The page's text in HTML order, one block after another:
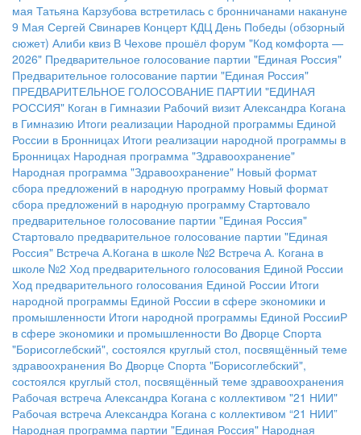
мая Татьяна Карзубова встретилась с бронничанами накануне
9 Мая Сергей Свинарев Концерт КДЦ День Победы (обзорный
сюжет) Алиби квиз В Чехове прошёл форум "Код комфорта —
2026" Предварительное голосование партии "Единая Россия"
Предварительное голосование партии "Единая Россия"
ПРЕДВАРИТЕЛЬНОЕ ГОЛОСОВАНИЕ ПАРТИИ "ЕДИНАЯ
РОССИЯ" Коган в Гимназии Рабочий визит Александра Когана
в Гимназию Итоги реализации Народной программы Единой
России в Бронницах Итоги реализации народной программы в
Бронницах Народная программа "Здравоохранение"
Народная программа "Здравоохранение" Новый формат
сбора предложений в народную программу Новый формат
сбора предложений в народную программу Стартовало
предварительное голосование партии "Единая Россия"
Стартовало предварительное голосование партии "Единая
Россия" Встреча А.Когана в школе №2 Встреча А. Когана в
школе №2 Ход предварительного голосования Единой России
Ход предварительного голосования Единой России Итоги
народной программы Единой России в сфере экономики и
промышленности Итоги народной программы Единой РоссииР
в сфере экономики и промышленности Во Дворце Спорта
"Борисоглебский", состоялся круглый стол, посвящённый теме
здравоохранения Во Дворце Спорта "Борисоглебский",
состоялся круглый стол, посвящённый теме здравоохранения
Рабочая встреча Александра Когана с коллективом "21 НИИ"
Рабочая встреча Александра Когана с коллективом “21 НИИ”
Народная программа партии "Единая Россия" Народная